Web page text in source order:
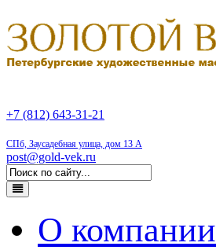
+7 (812) 643-31-21
СПб, Заусадебная улица, дом 13 А
post@gold-vek.ru
О компании